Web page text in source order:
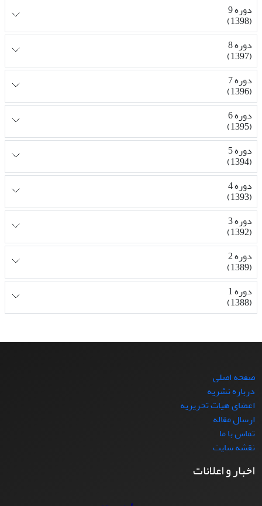
دوره 9
(1398)
دوره 8
(1397)
دوره 7
(1396)
دوره 6
(1395)
دوره 5
(1394)
دوره 4
(1393)
دوره 3
(1392)
دوره 2
(1389)
دوره 1
(1388)
صفحه اصلی
درباره نشریه
اعضای هیات تحریریه
ارسال مقاله
تماس با ما
نقشه سایت
اخبار و اعلانات